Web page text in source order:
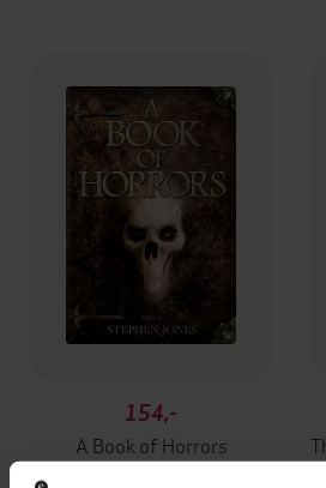
154,-
A Book of Horrors